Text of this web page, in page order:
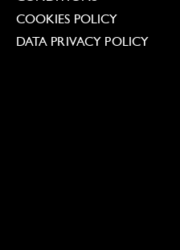
COOKIES POLICY
DATA PRIVACY POLICY